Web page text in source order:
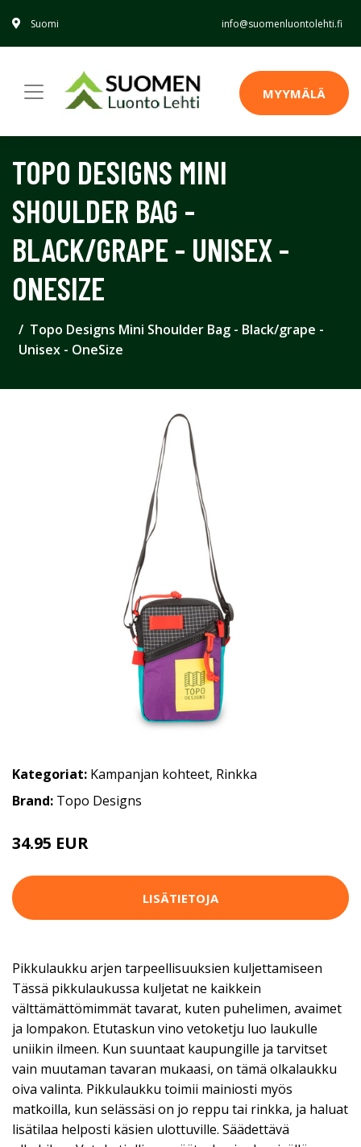
Suomi info@suomenluontolehti.fi
MYYMÄLÄ
TOPO DESIGNS MINI
SHOULDER BAG -
BLACK/GRAPE - UNISEX -
ONESIZE
Topo Designs Mini Shoulder Bag - Black/grape -
Unisex - OneSize
Kategoriat: Kampanjan kohteet, Rinkka
Brand: Topo Designs
34.95 EUR
LISÄTIETOJA
Pikkulaukku arjen tarpeellisuuksien kuljettamiseen
Tässä pikkulaukussa kuljetat ne kaikkein
välttämättömimmät tavarat, kuten puhelimen, avaimet
ja lompakon. Etutaskun vino vetoketju luo laukulle
uniikin ilmeen. Kun suuntaat kaupungille ja tarvitset
vain muutaman tavaran mukaasi, on tämä olkalaukku
oiva valinta. Pikkulaukku toimii mainiosti myös
matkoilla, kun selässäsi on jo reppu tai rinkka, ja haluat
lisätilaa helposti käsien ulottuville. Säädettävä